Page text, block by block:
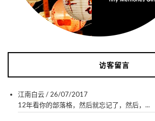
访客留言
江南白云/ 26/07/2017
12年看你的部落格，然后就忘记了，然后，...